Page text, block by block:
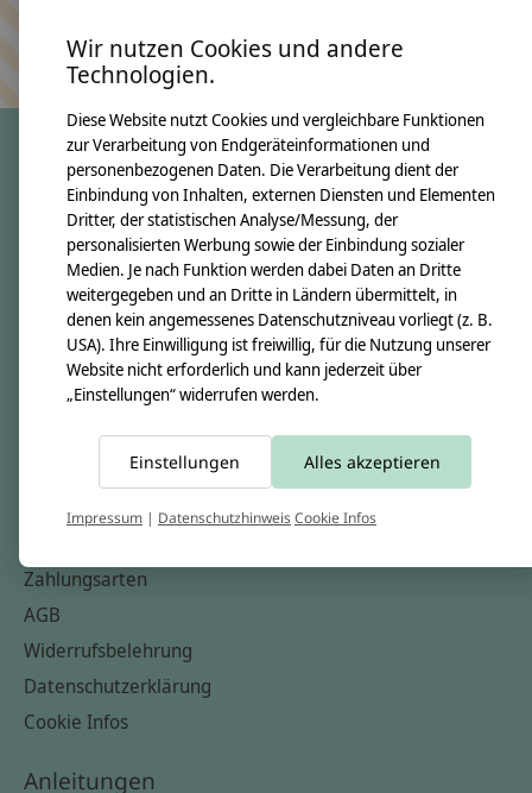
Keine Sorge, wir übertreiben es nicht
crêpes suzette
Über uns
Unsere Creppies
Nähkästchen
Unsere Stoffe
Impressum
Informationen
Kontakt
Zahlungsarten
AGB
Widerrufsbelehrung
Datenschutzerklärung
Cookie Infos
Anleitungen
Wir nutzen Cookies und andere
Technologien.
Diese Website nutzt Cookies und vergleichbare Funktionen
zur Verarbeitung von Endgeräteinformationen und
personenbezogenen Daten. Die Verarbeitung dient der
Einbindung von Inhalten, externen Diensten und Elementen
Dritter, der statistischen Analyse/Messung, der
personalisierten Werbung sowie der Einbindung sozialer
Medien. Je nach Funktion werden dabei Daten an Dritte
weitergegeben und an Dritte in Ländern übermittelt, in
denen kein angemessenes Datenschutzniveau vorliegt (z. B.
USA). Ihre Einwilligung ist freiwillig, für die Nutzung unserer
Website nicht erforderlich und kann jederzeit über
„Einstellungen“ widerrufen werden.
Einstellungen Alles akzeptieren
Impressum | DatenschutzhinweisCookie Infos